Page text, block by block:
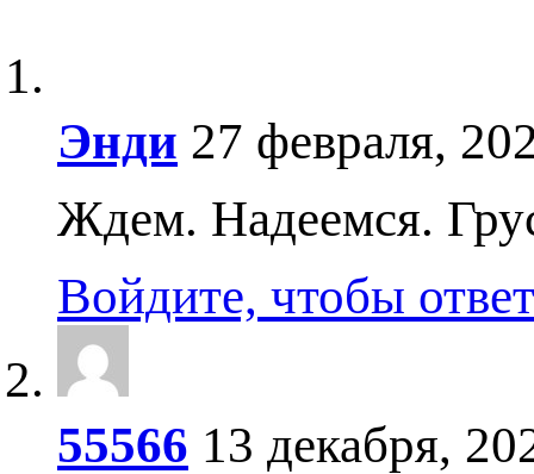
Энди 27 февраля,
Ждем. Надеемся.
Войдите, чтобы
55566 13 декабря,